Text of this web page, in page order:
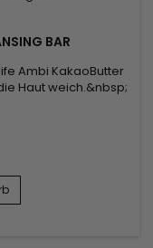
BAR
Ambi KakaoButter
Haut weich.&nbsp;
formulierte